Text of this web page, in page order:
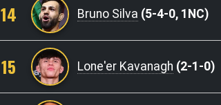
14 Bruno Silva (5-4-0, 1NC)
15 Lone'er Kavanagh (2-1-0)